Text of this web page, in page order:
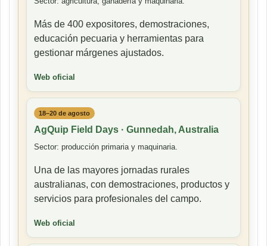
Más de 400 expositores, demostraciones,
educación pecuaria y herramientas para
gestionar márgenes ajustados.
Web oficial
18–20 de agosto
AgQuip Field Days · Gunnedah, Australia
Sector: producción primaria y maquinaria.
Una de las mayores jornadas rurales
australianas, con demostraciones, productos y
servicios para profesionales del campo.
Web oficial